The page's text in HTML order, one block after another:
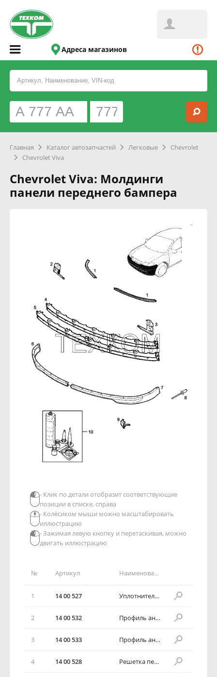
Адреса магазинов
Главная Каталог автозапчастей Легковые
Chevrolet
Chevrolet Viva
Chevrolet Viva: Молдинги
панели переднего бампера
№ Артикул Наименование детали
1 14 00 527 Уплотнитель фары наружный
2 14 00 532 Профиль антрацитовый, правая сторона
3 14 00 533 Профиль антрацитовый, левая сторона
4 14 00 528 Решетка переднего бампера антрацитовая верхняя
- Клик по детали отобразит соответствующие
позиции в списке, справа
- Колёсиком мыши можно масштабировать
иллюстрацию
- Зажимая левую кнопку и перетаскивая, можно
двигать иллюстрацию